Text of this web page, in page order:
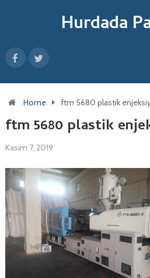
Hurdada
Home ftm 5680 plastik
ftm 5680 plastik
Kasım 7, 2019